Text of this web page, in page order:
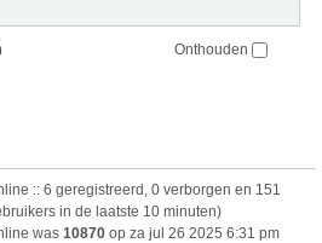
Onthouden
:: 6 geregistreerd, 0 verborgen en 151
in de laatste 10 minuten)
was 10870 op za jul 26 2025 6:31 pm